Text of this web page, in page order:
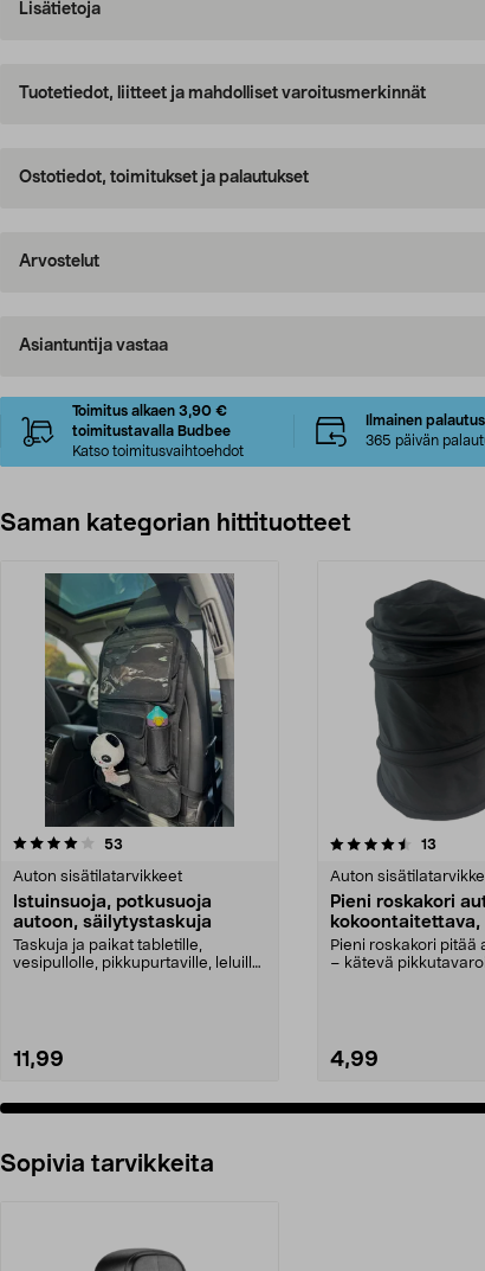
Lisätietoja
Tuotetiedot, liitteet ja mahdolliset varoitusmerkinnät
Ostotiedot, toimitukset ja palautukset
Arvostelut
Asiantuntija vastaa
Toimitus alkaen 3,90 €
toimitustavalla Budbee
Katso toimitusvaihtoehdot
Ilmainen
365 päivän
Saman kategorian hittituotteet
53
Auton sisätilatarvikkeet
Istuinsuoja, potkusuoja
autoon, säilytystaskuja
Taskuja ja paikat tabletille,
vesipullolle, pikkupurtaville, leluille
11,99
4.5 viidestä
13
Auton
Pieni roskakori
kokoontaitettava,
20 cm
Pieni roskakori pitää
– kätevä
4,99
4.5 viidestä
Sopivia tarvikkeita